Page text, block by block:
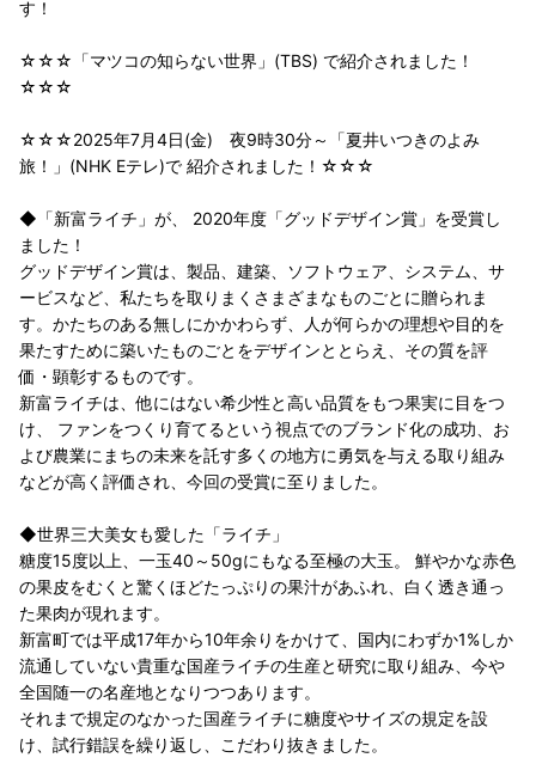
す！
☆☆☆「マツコの知らない世界」(TBS) で紹介されました！
☆☆☆
☆☆☆2025年7月4日(金) 夜9時30分～「夏井いつきのよみ
旅！」(NHK Eテレ)で 紹介されました！☆☆☆
◆「新富ライチ」が、 2020年度「グッドデザイン賞」を受賞し
ました！
グッドデザイン賞は、製品、建築、ソフトウェア、システム、サ
ービスなど、私たちを取りまくさまざまなものごとに贈られま
す。かたちのある無しにかかわらず、人が何らかの理想や目的を
果たすために築いたものごとをデザインととらえ、その質を評
価・顕彰するものです。
新富ライチは、他にはない希少性と高い品質をもつ果実に目をつ
け、 ファンをつくり育てるという視点でのブランド化の成功、お
よび農業にまちの未来を託す多くの地方に勇気を与える取り組み
などが高く評価され、今回の受賞に至りました。
◆世界三大美女も愛した「ライチ」
糖度15度以上、一玉40～50gにもなる至極の大玉。 鮮やかな赤色
の果皮をむくと驚くほどたっぷりの果汁があふれ、白く透き通っ
た果肉が現れます。
新富町では平成17年から10年余りをかけて、国内にわずか1%しか
流通していない貴重な国産ライチの生産と研究に取り組み、今や
全国随一の名産地となりつつあります。
それまで規定のなかった国産ライチに糖度やサイズの規定を設
け、試行錯誤を繰り返し、こだわり抜きました。